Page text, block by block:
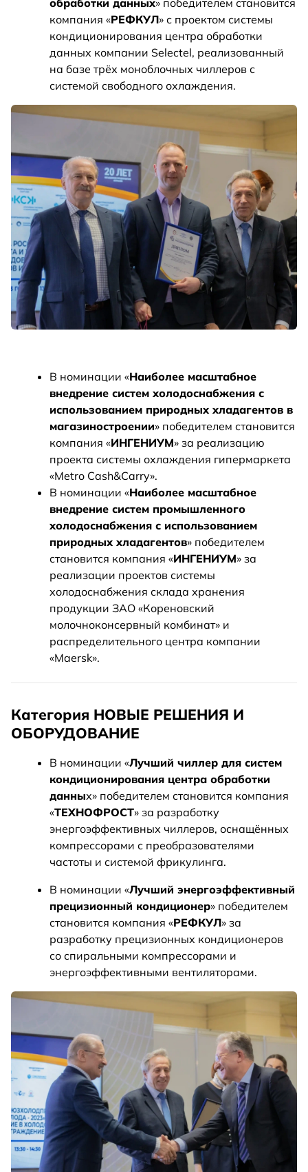
компания «РЕФКУЛ» с проектом системы
кондиционирования центра обработки
данных компании Selectel, реализованный
на базе трёх моноблочных чиллеров с
системой свободного охлаждения.
В номинации «Наиболее масштабное
внедрение систем холодоснабжения с
использованием природных хладагентов в
магазиностроении» победителем становится
компания «ИНГЕНИУМ» за реализацию
проекта системы охлаждения гипермаркета
«Metro Cash&Carry».
В номинации «Наиболее масштабное
внедрение систем промышленного
холодоснабжения с использованием
природных хладагентов» победителем
становится компания «ИНГЕНИУМ» за
реализации проектов системы
холодоснабжения склада хранения
продукции ЗАО «Кореновский
молочноконсервный комбинат» и
распределительного центра компании
«Maersk».
Категория НОВЫЕ РЕШЕНИЯ И
ОБОРУДОВАНИЕ
В номинации «Лучший чиллер для систем
кондиционирования центра обработки
данных» победителем становится компания
«ТЕХНОФРОСТ» за разработку
энергоэффективных чиллеров, оснащённых
компрессорами с преобразователями
частоты и системой фрикулинга.
В номинации «Лучший энергоэффективный
прецизионный кондиционер» победителем
становится компания «РЕФКУЛ» за
разработку прецизионных кондиционеров
со спиральными компрессорами и
энергоэффективными вентиляторами.